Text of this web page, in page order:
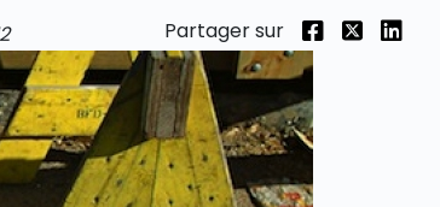
Partager sur